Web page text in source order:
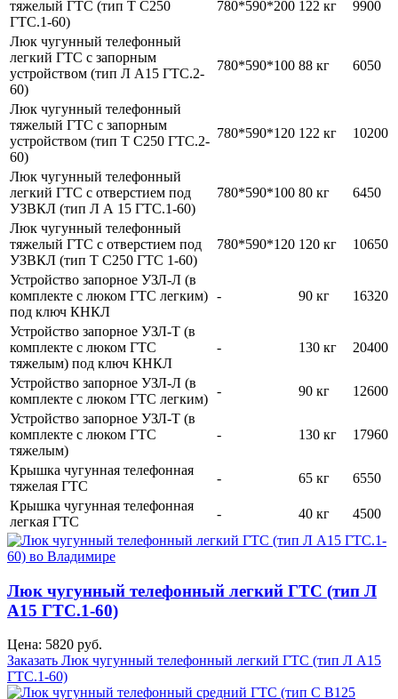
тяжелый ГТС (тип Т С250
ГТС.1-60)
780*590*200 122 кг 9900
Люк чугунный телефонный
легкий ГТС с запорным
устройством (тип Л А15 ГТС.2-
60)
780*590*100 88 кг 6050
Люк чугунный телефонный
тяжелый ГТС с запорным
устройством (тип Т С250 ГТС.2-
60)
780*590*120 122 кг 10200
Люк чугунный телефонный
легкий ГТС с отверстием под
УЗВКЛ (тип Л А 15 ГТС.1-60)
780*590*100 80 кг 6450
Люк чугунный телефонный
тяжелый ГТС с отверстием под
УЗВКЛ (тип Т С250 ГТС 1-60)
780*590*120 120 кг 10650
Устройство запорное УЗЛ-Л (в
комплекте с люком ГТС легким)
под ключ КНКЛ
- 90 кг 16320
Устройство запорное УЗЛ-Т (в
комплекте с люком ГТС
тяжелым) под ключ КНКЛ
- 130 кг 20400
Устройство запорное УЗЛ-Л (в
комплекте с люком ГТС легким)
- 90 кг
12600
Устройство запорное УЗЛ-Т (в
комплекте с люком ГТС
тяжелым)
- 130 кг 17960
Крышка чугунная телефонная
тяжелая ГТС
- 65 кг
6550
Крышка чугунная телефонная
легкая ГТС
- 40 кг 4500
Люк чугунный телефонный легкий ГТС (тип Л
А15 ГТС.1-60)
Цена: 5820 руб.
Заказать Люк чугунный телефонный легкий ГТС (тип Л А15
ГТС.1-60)